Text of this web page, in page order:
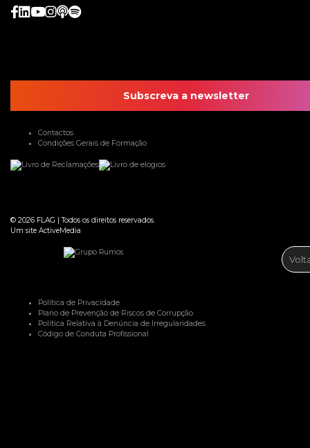
Subscreva a newsletter
Contactos
Condições Gerais de Formação
© 2026 FLAG |Todos os direitos reservados.
Um site ActiveMedia
Política de Privacidade
Plano de Prevenção de Riscos de Corrupção
Política Relativa à Denúncia de Irregularidades
Código de Conduta Profissional